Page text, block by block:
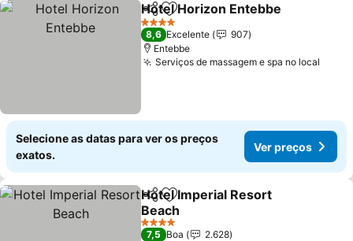
PartilharAdicionar aos favoritos
Hotel Horizon Entebbe
4 Estrelas
8,6 Excelente
907
Entebbe
Serviços de massagem e spa no local
Selecione as datas para ver os preços
exatos.
Ver preços
PartilharAdicionar aos favoritos
Hotel Imperial Resort
Beach
Ver preços
4 Estrelas
7,5 Boa
2.628